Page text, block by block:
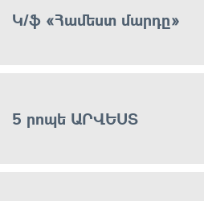
Կ/ֆ «Համեստ մարդը»
5 րոպե ԱՐՎԵՍՏ